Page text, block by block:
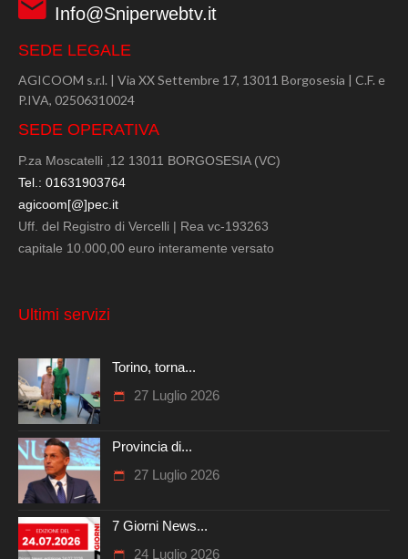
Info@Sniperwebtv.it
SEDE LEGALE
AGICOOM s.r.l. | Via XX Settembre 17, 13011 Borgosesia | C.F. e
P.IVA, 02506310024
SEDE OPERATIVA
P.za Moscatelli ,12 13011 BORGOSESIA (VC)
Tel.: 01631903764
agicoom[@]pec.it
Uff. del Registro di Vercelli | Rea vc-193263
capitale 10.000,00 euro interamente versato
Ultimi servizi
Torino, torna...
27 Luglio 2026
Provincia di...
27 Luglio 2026
7 Giorni News...
24 Luglio 2026